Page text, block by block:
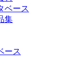
ベース
集
ース